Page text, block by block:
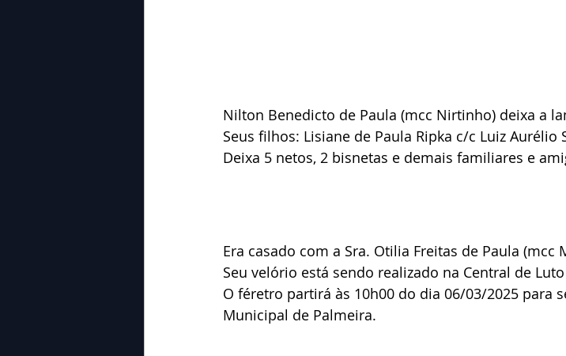
Nilton Benedicto de Paula (mcc Nirtinho) deixa a
Seus filhos: Lisiane de Paula Ripka c/c Luiz Aurélio
Deixa 5 netos, 2 bisnetas e demais familiares e
Era casado com a Sra. Otilia Freitas de Paula
Seu velório está sendo realizado na Central de
O féretro partirá às 10h00 do dia 06/03/2025 para
Municipal de Palmeira.